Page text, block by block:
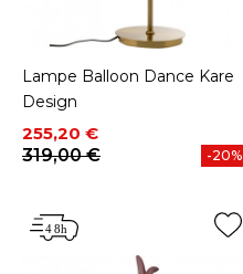
Lampe Balloon Dance Kare
Design
Prix
255,20 €
Prix de base
319,00 €
-20%